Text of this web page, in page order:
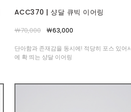
ACC370 | 샹달 큐빅 이어링
￦70,000 ￦63,000
단아함과 존재감을 동시에! 적당히 포스 있어
에 확 띄는 샹달 이어링